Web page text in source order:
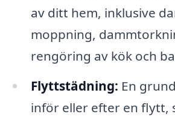
av ditt hem, inklusive
moppning,
rengöring av kök och
Flyttstädning: En
inför eller efter en flytt,